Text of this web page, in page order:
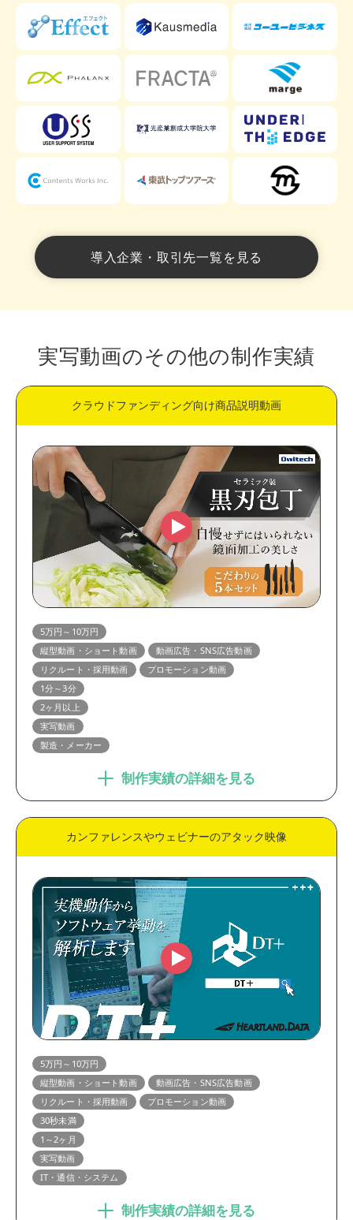
導入企業・取引先一覧を見る
実写動画のその他の制作実績
クラウドファンディング向け商品説明動画
5万円～10万円
縦型動画・ショート動画
動画広告・SNS広告動画
リクルート・採用動画
プロモーション動画
1分～3分
2ヶ月以上
実写動画
製造・メーカー
制作実績の詳細を見る
カンファレンスやウェビナーのアタック映像
5万円～10万円
縦型動画・ショート動画
動画広告・SNS広告動画
リクルート・採用動画
プロモーション動画
30秒未満
1～2ヶ月
実写動画
IT・通信・システム
制作実績の詳細を見る